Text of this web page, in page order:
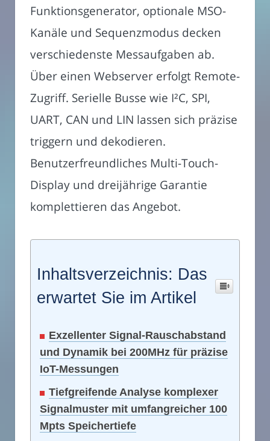
Funktionsgenerator, optionale MSO-
Kanäle und Sequenzmodus decken
verschiedenste Messaufgaben ab.
Über einen Webserver erfolgt Remote-
Zugriff. Serielle Busse wie I²C, SPI,
UART, CAN und LIN lassen sich präzise
triggern und dekodieren.
Benutzerfreundliches Multi-Touch-
Display und dreijährige Garantie
komplettieren das Angebot.
Inhaltsverzeichnis: Das
erwartet Sie im Artikel
Exzellenter Signal-Rauschabstand
und Dynamik bei 200MHz für präzise
IoT-Messungen
Tiefgreifende Analyse komplexer
Signalmuster mit umfangreicher 100
Mpts Speichertiefe